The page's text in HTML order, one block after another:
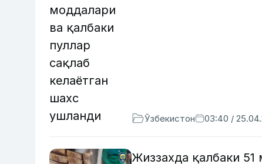
Ўзбекистон 03:40 /
Жиззахда қалбаки